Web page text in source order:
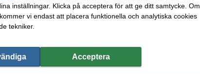
gula ark på 76 x 76 mm.
inställningar. Klicka på acceptera för att ge ditt samtycke. Om
vi endast att placera funktionella och analytiska cookies
tekniker.
Acceptera